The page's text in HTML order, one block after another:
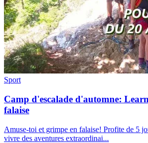
Sport
Camp d'escalade d'automne:
falaise
Amuse-toi et grimpe en falaise! Profite de 5
vivre des aventures extraordinai...